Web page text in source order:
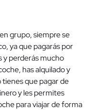
grupo, siempre se
ya que pagarás por
y perderás mucho
has alquilado y
que pagar de
y les permites
para viajar de forma